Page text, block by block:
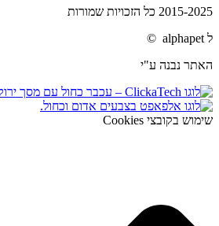
2015-2025 כל הזכויות שמורות
ל alphapet ©
האתר נבנה ע"י
שימוש בקובצי Cookies